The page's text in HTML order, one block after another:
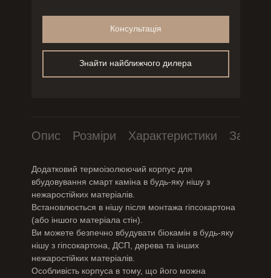
Консультація
Знайти найближчого дилера
Опис Розміри Характеристики
Додатковий термоізолюючий корпус для
вбудовування смарт каміна в будь-яку нішу з
нежаростійких матеріалів.
Встановлюється в нішу після монтажа гіпсокартона
(або іншого матеріала стін).
Ви можете безпечно вбудувати біокамін в будь-яку
нішу з гіпсокартона, ДСП, дерева та інших
нежаростійких матеріалів.
Особливість корпуса в тому, що його можна